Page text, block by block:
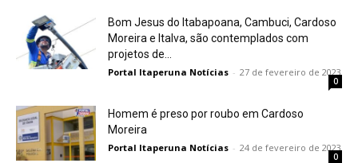
Bom Jesus do Itabapoana, Cambuci, Cardoso
Moreira e Italva, são contemplados com
projetos de...
Portal Itaperuna Notícias - 27 de fevereiro de 2023
0
Homem é preso por roubo em Cardoso
Moreira
Portal Itaperuna Notícias - 24 de fevereiro de 2023
0